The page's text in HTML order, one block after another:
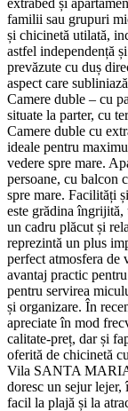
familii sau grupuri
și chicinetă utilată,
astfel independență
prevăzute cu duș
aspect care
Camere duble – cu
situate la parter, cu
Camere duble cu
ideale pentru
vedere spre mare.
persoane, cu balcon
spre mare. Facilități
este grădina
un cadru plăcut și
reprezintă un plus
perfect atmosfera de
avantaj practic
pentru servirea
și organizare. În
apreciate în mod
calitate-preț, dar și
oferită de chicinetă
Vila SANTA MARIA
doresc un sejur lejer,
facil la plajă și la